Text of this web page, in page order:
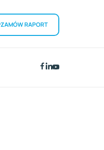
ZAMÓW RAPORT